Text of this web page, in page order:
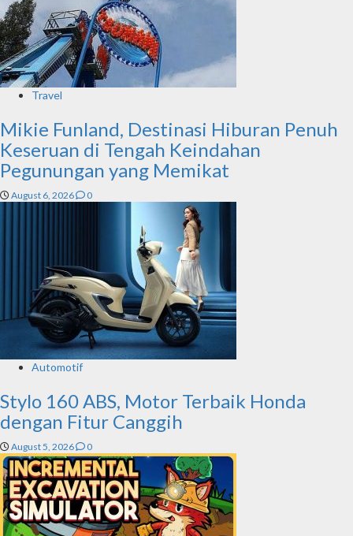
Travel
Mikie Funland, Destinasi Hiburan Penuh
Keseruan di Tengah Keindahan
Pegunungan yang Memikat
August 6, 2026 0
Automotif
Stylo 160 ABS, Motor Terbaik Honda
dengan Fitur Canggih
August 5, 2026 0